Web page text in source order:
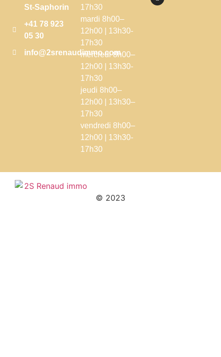
St-Saphorin
+41 78 923
05 30
info@2srenaudimmo.com
17h30
mardi 8h00–
12h00 | 13h30-
17h30
mercredi 8h00–
12h00 | 13h30-
17h30
jeudi 8h00–
12h00 | 13h30–
17h30
vendredi 8h00–
12h00 | 13h30-
17h30
© 2023